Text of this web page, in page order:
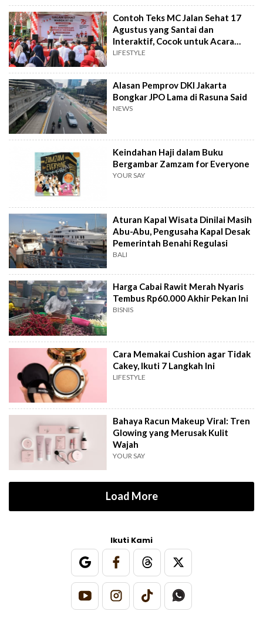
Contoh Teks MC Jalan Sehat 17
Agustus yang Santai dan
Interaktif, Cocok untuk Acara
Tingkat RT
LIFESTYLE
Alasan Pemprov DKI Jakarta
Bongkar JPO Lama di Rasuna Said
NEWS
Keindahan Haji dalam Buku
Bergambar Zamzam for Everyone
YOUR SAY
Aturan Kapal Wisata Dinilai Masih
Abu-Abu, Pengusaha Kapal Desak
Pemerintah Benahi Regulasi
BALI
Harga Cabai Rawit Merah Nyaris
Tembus Rp60.000 Akhir Pekan Ini
BISNIS
Cara Memakai Cushion agar Tidak
Cakey, Ikuti 7 Langkah Ini
LIFESTYLE
Bahaya Racun Makeup Viral: Tren
Glowing yang Merusak Kulit
Wajah
YOUR SAY
Load More
Ikuti Kami